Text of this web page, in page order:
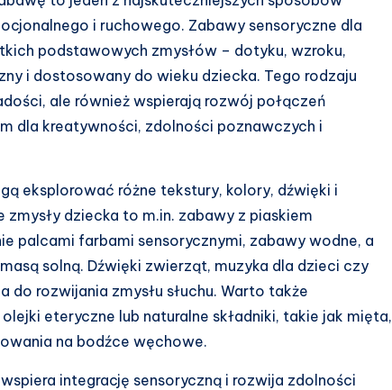
i ruchowego. Zabawy sensoryczne dla
podstawowych zmysłów – dotyku, wzroku,
i dostosowany do wieku dziecka. Tego rodzaju
ale również wspierają rozwój połączeń
dla kreatywności, zdolności poznawczych i
eksplorować różne tekstury, kolory, dźwięki i
dziecka to m.in. zabawy z piaskiem
palcami farbami sensorycznymi, zabawy wodne, a
solną. Dźwięki zwierząt, muzyka dla dzieci czy
rozwijania zmysłu słuchu. Warto także
eteryczne lub naturalne składniki, takie jak mięta,
na bodźce węchowe.
integrację sensoryczną i rozwija zdolności